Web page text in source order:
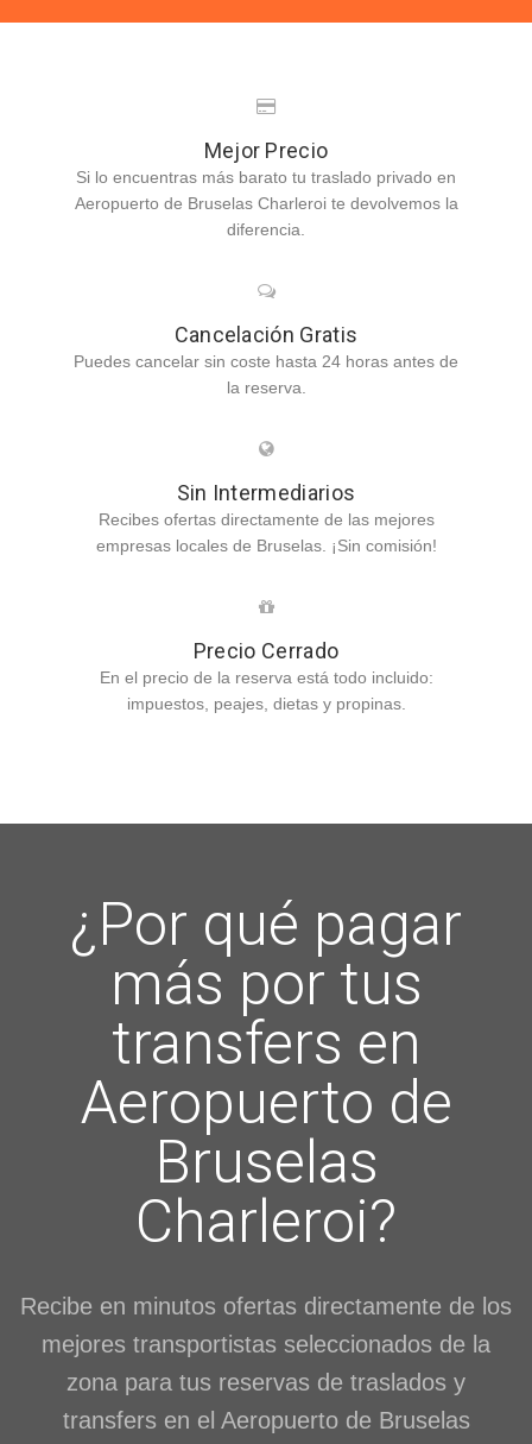
Mejor Precio
Si lo encuentras más barato tu traslado privado en
Aeropuerto de Bruselas Charleroi te devolvemos la
diferencia.
Cancelación Gratis
Puedes cancelar sin coste hasta 24 horas antes de
la reserva.
Sin Intermediarios
Recibes ofertas directamente de las mejores
empresas locales de Bruselas. ¡Sin comisión!
Precio Cerrado
En el precio de la reserva está todo incluido:
impuestos, peajes, dietas y propinas.
¿Por qué pagar
más por tus
transfers en
Aeropuerto de
Bruselas
Charleroi?
Recibe en minutos ofertas directamente de los
mejores transportistas seleccionados de la
zona para tus reservas de traslados y
transfers en el Aeropuerto de Bruselas